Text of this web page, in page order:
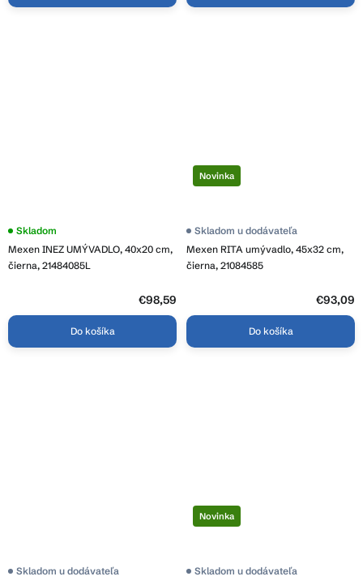
Mexen INEZ UMÝVADLO, 40x20 cm,
čierna, 21484085L
Skladom
€98,59
Do košíka
Novinka
Mexen RITA umývadlo, 45x32 cm,
čierna, 21084585
Skladom u dodávateľa
€93,09
Do košíka
Priemerné
Skladom u dodávateľa
Novinka
Skladom u dodávateľa